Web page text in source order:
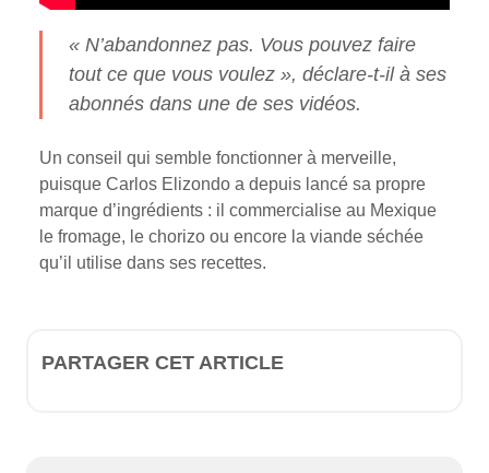
« N’abandonnez pas. Vous pouvez faire
tout ce que vous voulez », déclare-t-il à ses
abonnés dans une de ses vidéos.
Un conseil qui semble fonctionner à merveille,
puisque Carlos Elizondo a depuis lancé sa propre
marque d’ingrédients : il commercialise au Mexique
le fromage, le chorizo ou encore la viande séchée
qu’il utilise dans ses recettes.
PARTAGER CET ARTICLE